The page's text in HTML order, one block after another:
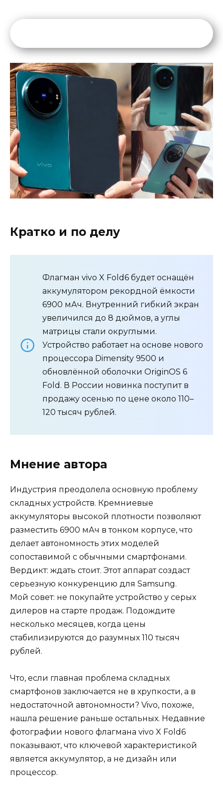
Кратко и по делу
Флагман vivo X Fold6 будет оснащён
аккумулятором рекордной ёмкости
6900 мАч. Внутренний гибкий экран
увеличился до 8 дюймов, а углы
матрицы стали округлыми.
Устройство работает на основе нового
процессора Dimensity 9500 и
обновлённой оболочки OriginOS 6
Fold. В России новинка поступит в
продажу осенью по цене около 110–
120 тысяч рублей.
Мнение автора
Индустрия преодолела основную проблему
складных устройств. Кремниевые
аккумуляторы высокой плотности позволяют
разместить 6900 мАч в тонком корпусе, что
делает автономность этих моделей
сопоставимой с обычными смартфонами.
Вердикт: ждать стоит. Этот аппарат создаст
серьезную конкуренцию для Samsung.
Мой совет: не покупайте устройство у серых
дилеров на старте продаж. Подождите
несколько месяцев, когда цены
стабилизируются до разумных 110 тысяч
рублей.
Что, если главная проблема складных
смартфонов заключается не в хрупкости, а в
недостаточной автономности? Vivo, похоже,
нашла решение раньше остальных. Недавние
фотографии нового флагмана vivo X Fold6
показывают, что ключевой характеристикой
является аккумулятор, а не дизайн или
процессор.